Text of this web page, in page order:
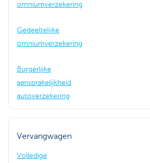
omniumverzekering
Gedeeltelijke
omniumverzekering
Burgerlijke
aansprakelijkheid
autoverzekering
Vervangwagen
Volledige